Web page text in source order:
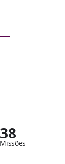
38
Missões